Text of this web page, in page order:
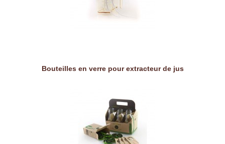
Bouteilles en verre pour extracteur de jus